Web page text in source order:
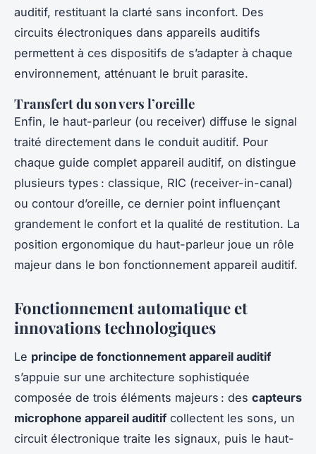
auditif, restituant la clarté sans inconfort. Des
circuits électroniques dans appareils auditifs
permettent à ces dispositifs de s’adapter à chaque
environnement, atténuant le bruit parasite.
Transfert du son vers l’oreille
Enfin, le haut-parleur (ou receiver) diffuse le signal
traité directement dans le conduit auditif. Pour
chaque guide complet appareil auditif, on distingue
plusieurs types : classique, RIC (receiver-in-canal)
ou contour d’oreille, ce dernier point influençant
grandement le confort et la qualité de restitution. La
position ergonomique du haut-parleur joue un rôle
majeur dans le bon fonctionnement appareil auditif.
Fonctionnement automatique et
innovations technologiques
Le principe de fonctionnement appareil auditif
s’appuie sur une architecture sophistiquée
composée de trois éléments majeurs : des capteurs
microphone appareil auditifcollectent les sons, un
circuit électronique traite les signaux, puis le haut-